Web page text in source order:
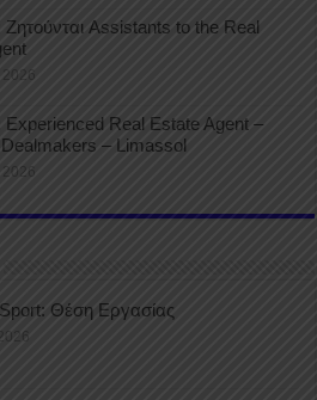
Assistants to the Real
Experienced Real Estate Agent –
– Limassol
Θέση Εργασίας